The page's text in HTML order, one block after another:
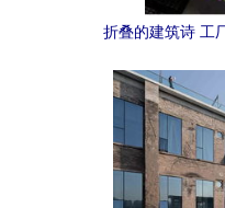
折叠的建筑诗 工